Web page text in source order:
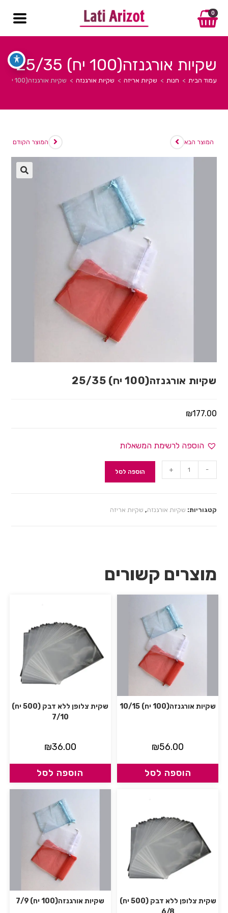
0
שקיות אורגנזה(100 יח) 25/35
עמוד הבית > חנות > שקיות אריזה > שקיות אורגנזה > שקיות אורגנזה(100 יח) 25/35
המוצר הקודם המוצר הבא
שקיות אורגנזה(100 יח) 25/35
₪177.00
הוספה לרשימת המשאלות
-
+ הוספה לסל
קטגוריות: שקיות אורגנזה, שקיות אריזה
מוצרים קשורים
שקיות אורגנזה(100 יח) 10/15
₪56.00
הוספה לסל
שקית צלופן ללא דבק (500 יח)
7/10
₪36.00
הוספה לסל
שקית צלופן ללא דבק (500 יח)
שקיות אורגנזה(100 יח) 7/9